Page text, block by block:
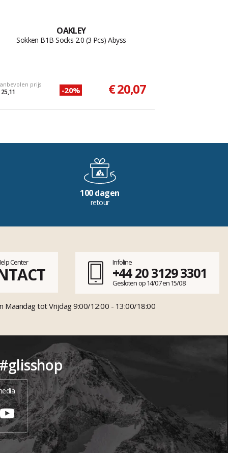
OAKLEY
Sokken B1B Socks 2.0 (3 Pcs) Abyss
prijs
-20% € 20,07
100 dagen
retour
Center Infoline
+44 20 3129 3301
Gesloten op 14/07 en 15/08
Maandag tot Vrijdag 9:00/12:00 - 13:00/18:00